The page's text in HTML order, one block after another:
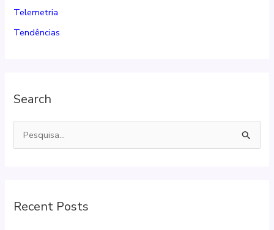
Telemetria
Tendências
Search
u
Recent Posts